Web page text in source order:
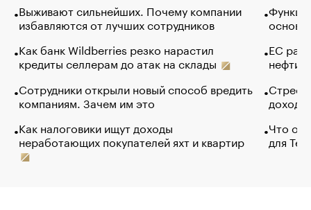
Выживают сильнейших. Почему компании
избавляются от лучших сотрудников
Как банк Wildberries резко нарастил
кредиты селлерам до атак на склады
Сотрудники открыли новый способ вредить
компаниям. Зачем им это
Как налоговики ищут доходы
неработающих покупателей яхт и квартир
основ
ЕС
нефти
Что
для